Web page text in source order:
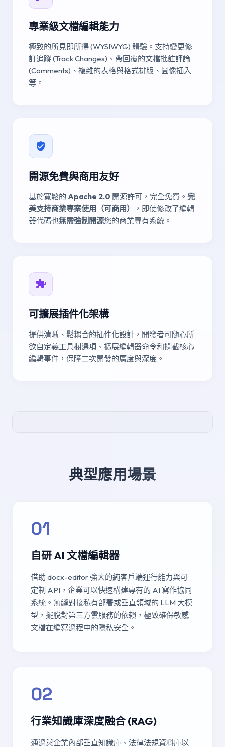
專業級文檔編輯能力
極致的所見即所得 (WYSIWYG) 體驗。支持變更修
訂追蹤 (Track Changes)、帶回覆的文檔批註評論
(Comments)、複雜的表格與格式排版、圖像插入
等。
開源免費與商用友好
基於寬鬆的 Apache 2.0 開源許可，完全免費。 完
美支持商業專案使用（可商用）
，即使修改了編輯
器代碼也無需強制開源您的商業專有系統。
可擴展插件化架構
提供清晰、鬆耦合的插件化設計，開發者可隨心所
欲自定義工具欄選項、擴展編輯器命令和攔截核心
編輯事件，保障二次開發的廣度與深度。
典型應用場景
01
自研 AI 文檔編輯器
借助 docx-editor 強大的純客戶端運行能力與可
定制 API，企業可以快速構建專有的 AI 寫作協同
系統。無縫對接私有部署或垂直領域的 LLM 大模
型，擺脫對第三方雲服務的依賴，極致確保敏感
文檔在編寫過程中的隱私安全。
02
行業知識庫深度融合 (RAG)
通過與企業內部垂直知識庫、法律法規資料庫以